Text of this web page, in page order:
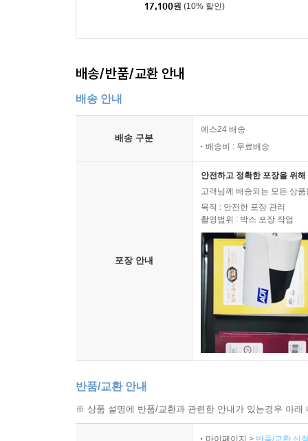
17,100원 (10% 할인)
배송/반품/교환 안내
배송 안내
배송 구분
예스24 배송
배송비 : 무료배송
포장 안내
안전하고 정확한 포장을 위
고객님께 배송되는 모든 상
목적 : 안전한 포장 관리
촬영범위 : 박스 포장 작업
반품/교환 안내
※ 상품 설명에 반품/교환과 관련한 안내가 있는경우 아